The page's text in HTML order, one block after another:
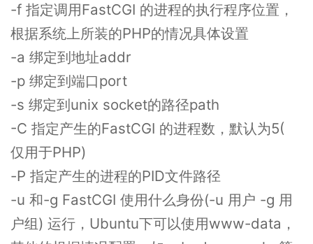
-f 指定调用FastCGI 的进程的执行程序位置，
根据系统上所装的PHP的情况具体设置
-a 绑定到地址addr
-p 绑定到端口port
-s 绑定到unix socket的路径path
-C 指定产生的FastCGI 的进程数，默认为5(
仅用于PHP)
-P 指定产生的进程的PID文件路径
-u 和-g FastCGI 使用什么身份(-u 用户 -g 用
户组) 运行，Ubuntu下可以使用www-data，